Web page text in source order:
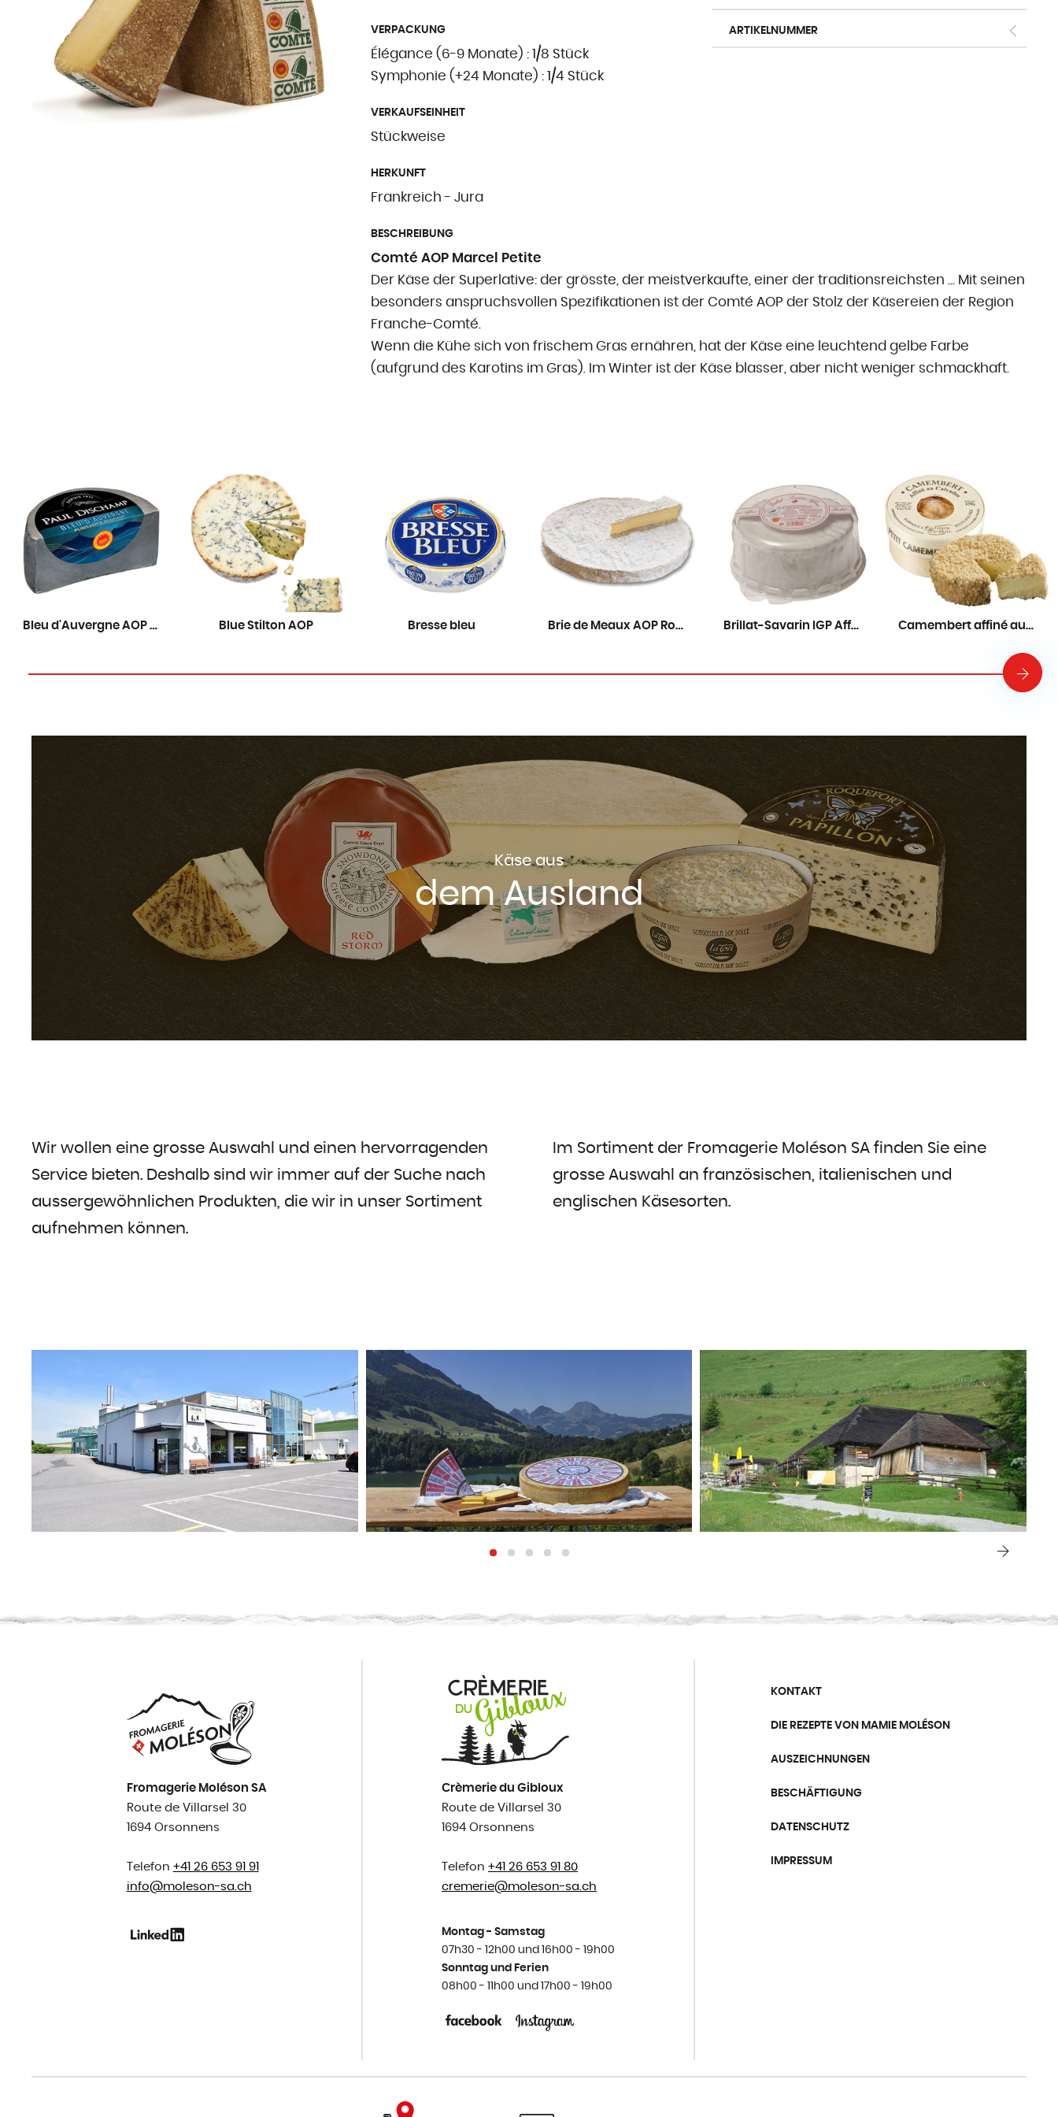
aus Ziegenmilch
VERPACKUNG
Élégance (6-9 Monate) : 1/8 Stück
Symphonie (+24 Monate) : 1/4 Stück
VERKAUFSEINHEIT
Stückweise
HERKUNFT
Frankreich - Jura
ARTIKELNUMMER
BESCHREIBUNG
Comté AOP Marcel Petite
Der Käse der Superlative: der grösste, der meistverkaufte, einer der traditionsreichsten ... Mit seinen
besonders anspruchsvollen Spezifikationen ist der Comté AOP der Stolz der Käsereien der Region
Franche-Comté.
Wenn die Kühe sich von frischem Gras ernähren, hat der Käse eine leuchtend gelbe Farbe
(aufgrund des Karotins im Gras). Im Winter ist der Käse blasser, aber nicht weniger schmackhaft.
Bleu d'Auvergne AOP Dischamp Blue Stilton AOP Bresse bleu Brie de Meaux AOP Rouzaire Brillat-Savarin IGP Affiné Camembert affiné au Calvados
Käse aus
dem Ausland
Wir wollen eine grosse Auswahl und einen hervorragenden
Service bieten. Deshalb sind wir immer auf der Suche nach
aussergewöhnlichen Produkten, die wir in unser Sortiment
aufnehmen können.
Im Sortiment der Fromagerie Moléson SA finden Sie eine
grosse Auswahl an französischen, italienischen und
englischen Käsesorten.
Fromagerie Moléson SA
Route de Villarsel 30
1694 Orsonnens
Telefon +41 26 653 91 91
info@moleson-sa.ch
Crèmerie du Gibloux
Route de Villarsel 30
1694 Orsonnens
Telefon +41 26 653 91 80
cremerie@moleson-sa.ch
Montag - Samstag
07h30 - 12h00 und 16h00 - 19h00
Sonntag und Ferien
08h00 - 11h00 und 17h00 - 19h00
KONTAKT
DIE REZEPTE VON MAMIE MOLÉSON
AUSZEICHNUNGEN
BESCHÄFTIGUNG
DATENSCHUTZ
IMPRESSUM